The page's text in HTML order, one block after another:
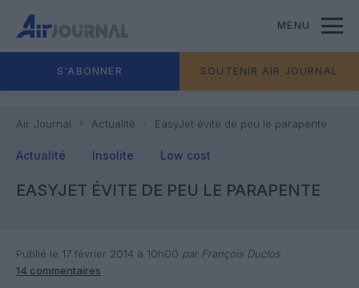
MENU
S'ABONNER SOUTENIR AIR JOURNAL
Air Journal Actualité EasyJet évite de peu le parapente
Actualité Insolite Low cost
EASYJET ÉVITE DE PEU LE PARAPENTE
Publié le 17 février 2014 à 10h00 par François Duclos
14 commentaires